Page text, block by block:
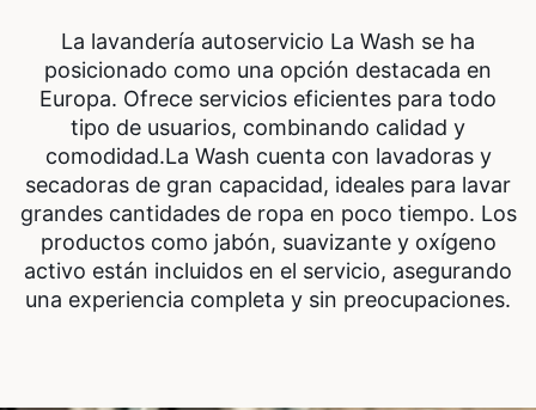
La lavandería autoservicio La Wash se ha
posicionado como una opción destacada en
Europa. Ofrece servicios eficientes para todo
tipo de usuarios, combinando calidad y
comodidad.La Wash cuenta con lavadoras y
secadoras de gran capacidad, ideales para lavar
grandes cantidades de ropa en poco tiempo. Los
productos como jabón, suavizante y oxígeno
activo están incluidos en el servicio, asegurando
una experiencia completa y sin preocupaciones.